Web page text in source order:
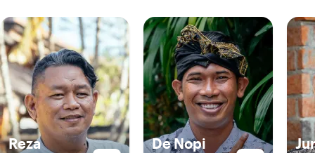
Reza De Nopi